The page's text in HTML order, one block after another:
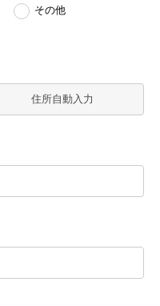
その他
住所自動入力